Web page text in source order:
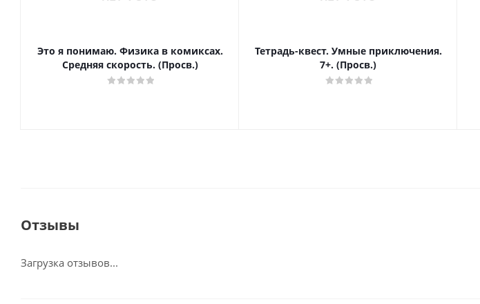
Это я понимаю. Физика в комиксах.
Средняя скорость. (Просв.)
Тетрадь-квест. Умные приключения.
7+. (Просв.)
Отзывы
Загрузка отзывов...